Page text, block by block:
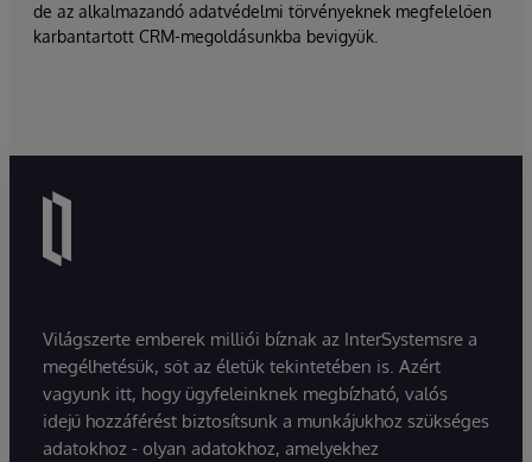
de az alkalmazandó adatvédelmi törvényeknek megfelelően
karbantartott CRM-megoldásunkba bevigyük.
Világszerte emberek milliói bíznak az InterSystemsre a
megélhetésük, sőt az életük tekintetében is. Azért
vagyunk itt, hogy ügyfeleinknek megbízható, valós
idejű hozzáférést biztosítsunk a munkájukhoz szükséges
adatokhoz - olyan adatokhoz, amelyekhez